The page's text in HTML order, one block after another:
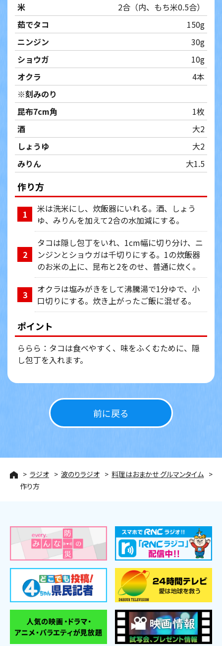
米
2合（内、もち米0.5合）
茹でタコ
150g
ニンジン
30g
ショウガ
10g
オクラ
4本
※刻みのり
昆布7cm角
1枚
酒
大2
しょうゆ
大2
みりん
大1.5
作り方
1
米は洗米にし、炊飯器にいれる。酒、しょう
ゆ、みりんを加えて2合の水加減にする。
2
タコは隠し包丁をいれ、1cm幅に切り分け、ニ
ンジンとショウガは千切りにする。1の炊飯器
のお米の上に、昆布と2をのせ、普通に炊く。
3
オクラは塩みがきをして沸騰湯で1分ゆで、小
口切りにする。炊き上がったご飯に混ぜる。
ポイント
ららら：タコは食べやすく、味をふくむために、隠
し包丁を入れます。
前に戻る
ラジオ 波のりラジオ
料理はおまかせ グルマンタイム
作り方